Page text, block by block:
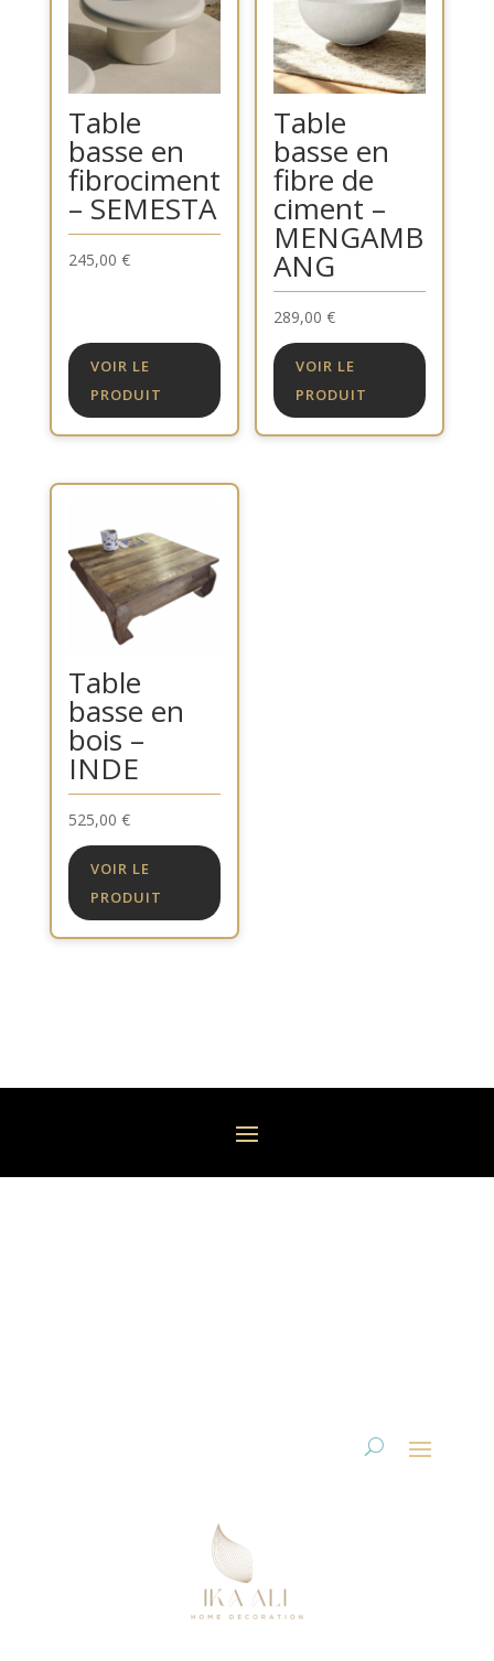
Table
basse en
fibrociment
– SEMESTA
245,00 €
VOIR LE
PRODUIT
Table
basse en
fibre de
ciment –
MENGAMB
ANG
289,00€
VOIR LE
PRODUIT
Table
basse en
bois –
INDE
525,00 €
VOIR LE
PRODUIT